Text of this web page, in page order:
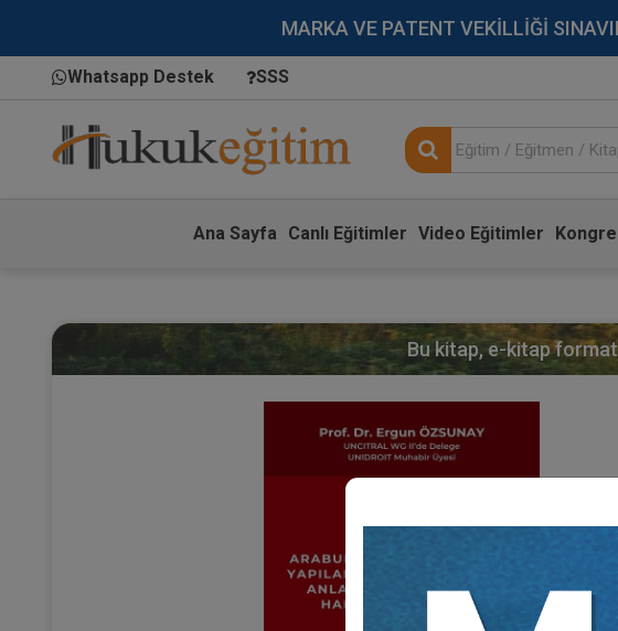
MARKA VE PATENT VEKİLLİĞİ
Whatsapp Destek SSS
Ana Sayfa Canlı Eğitimler Video Eğitimler
Bu kitap, e-kitap